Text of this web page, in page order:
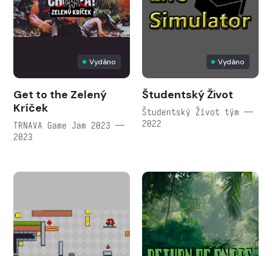
Vydáno
Get to the Zelený
Kríček
TRNAVA Game Jam 2023 —
2023
Vydáno
Študentský Život
Študentský Život tým —
2022